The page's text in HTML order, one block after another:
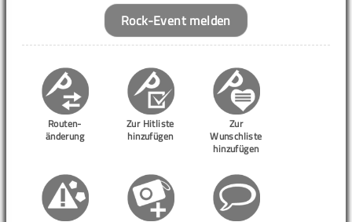
Rock-Event melden
Routen-
änderung
Zur Hitliste
hinzufügen
Zur
Wunschliste
hinzufügen